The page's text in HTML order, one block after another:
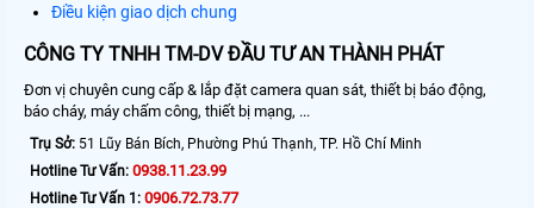
Điều kiện giao dịch chung
CÔNG TY TNHH TM-DV ĐẦU TƯ AN THÀNH PHÁT
Đơn vị chuyên cung cấp & lắp đặt camera quan sát, thiết bị báo động,
báo cháy, máy chấm công, thiết bị mạng, ...
Trụ Sở: 51 Lũy Bán Bích, Phường Phú Thạnh, TP. Hồ Chí Minh
Hotline Tư Vấn: 0938.11.23.99
Hotline Tư Vấn 1: 0906.72.73.77